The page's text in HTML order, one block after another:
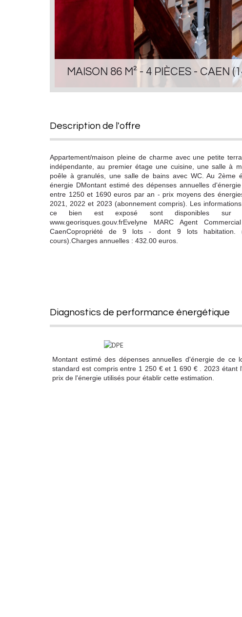
MAISON 86 M² - 4 PIÈCES - CAEN
description de l'offre
Appartement/maison pleine de charme avec une petite
indépendante, au premier étage une cuisine, une salle à
poêle à granulés, une salle de bains avec WC. Au 2ème
énergie DMontant estimé des dépenses annuelles
entre 1250 et 1690 euros par an - prix moyens des
2021, 2022 et 2023 (abonnement compris). Les
ce bien est exposé sont disponibles sur
www.georisques.gouv.frEvelyne MARC Agent
CaenCopropriété de 9 lots - dont 9 lots habitation.
cours).Charges annuelles : 432.00 euros.
diagnostics de performance énergétique
Montant estimé des dépenses annuelles d'énergie de ce
standard est compris entre 1 250 € et 1 690 € . 2023 étant
prix de l'énergie utilisés pour établir cette estimation.